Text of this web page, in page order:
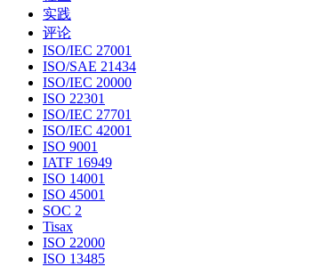
实践
评论
ISO/IEC 27001
ISO/SAE 21434
ISO/IEC 20000
ISO 22301
ISO/IEC 27701
ISO/IEC 42001
ISO 9001
IATF 16949
ISO 14001
ISO 45001
SOC 2
Tisax
ISO 22000
ISO 13485